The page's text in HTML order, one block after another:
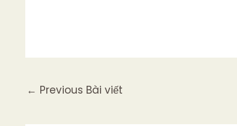
← Previous Bài viết